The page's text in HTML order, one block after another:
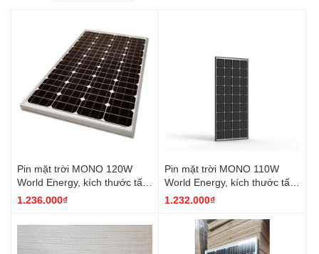
Pin mặt trời MONO 120W
World Energy, kích thước tấm
pin 1200*670*35
1.236.000₫
Pin mặt trời MONO 110W
World Energy, kích thước tấm
pin 1100*670*35
1.232.000₫